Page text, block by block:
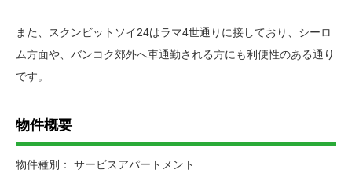
また、スクンビットソイ24はラマ4世通りに接しており、シーロ
ム方面や、バンコク郊外へ車通勤される方にも利便性のある通り
です。
物件概要
物件種別： サービスアパートメント